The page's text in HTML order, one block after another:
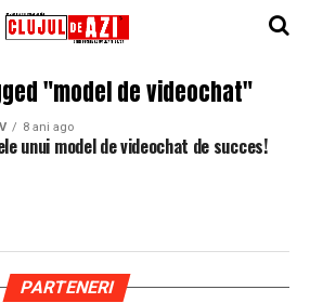
"model de videochat"
8 ani ago
unui model de videochat de succes!
PARTENERI